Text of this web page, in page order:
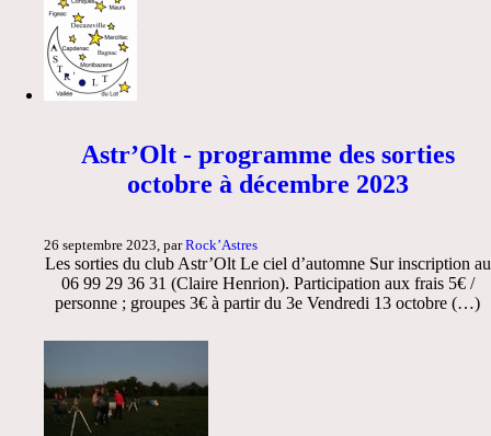
Astr’Olt - programme des sorties
octobre à décembre 2023
26 septembre 2023, parRock’Astres
Les sorties du club Astr’Olt Le ciel d’automne Sur inscription au
06 99 29 36 31 (Claire Henrion). Participation aux frais 5€ /
personne ; groupes 3€ à partir du 3e Vendredi 13 octobre (…)